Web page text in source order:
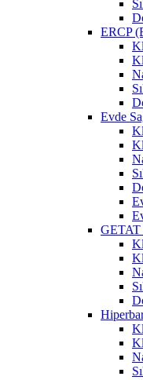
ERCP
Evde
GETAT